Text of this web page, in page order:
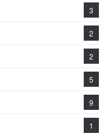
3
2
2
5
9
1